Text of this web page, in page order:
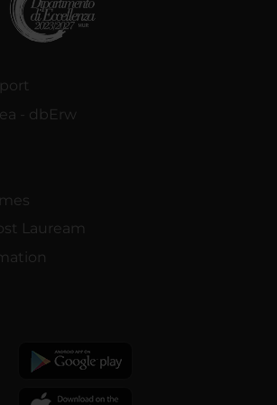
- dbErw
Lauream